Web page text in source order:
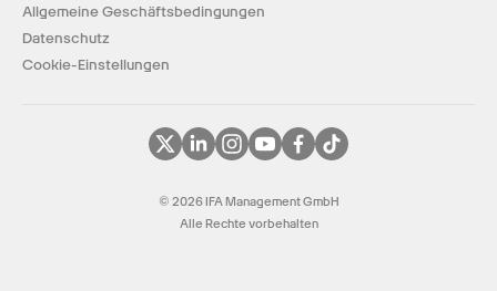
Allgemeine Geschäftsbedingungen
Datenschutz
Cookie-Einstellungen
© 2026 IFA Management GmbH
Alle Rechte vorbehalten